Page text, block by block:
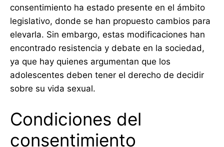
consentimiento ha estado presente en el ámbito
legislativo, donde se han propuesto cambios para
elevarla. Sin embargo, estas modificaciones han
encontrado resistencia y debate en la sociedad,
ya que hay quienes argumentan que los
adolescentes deben tener el derecho de decidir
sobre su vida sexual.
Condiciones del
consentimiento